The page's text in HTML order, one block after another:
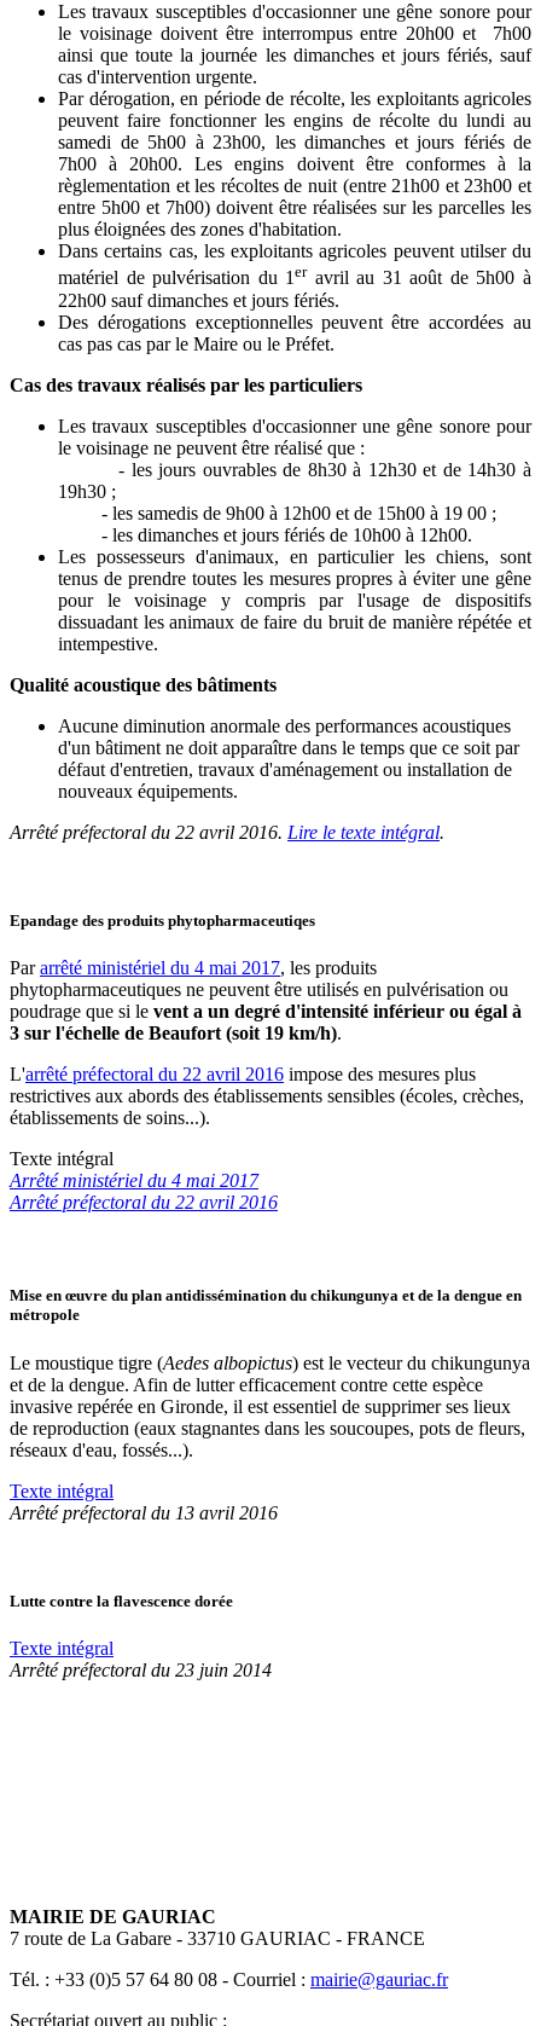
Les travaux susceptibles d'occasionner une gêne sonore pour
le voisinage doivent être interrompus entre 20h00 et 7h00
ainsi que toute la journée les dimanches et jours fériés, sauf
cas d'intervention urgente.
Par dérogation, en période de récolte, les exploitants agricoles
peuvent faire fonctionner les engins de récolte du lundi au
samedi de 5h00 à 23h00, les dimanches et jours fériés de
7h00 à 20h00. Les engins doivent être conformes à la
règlementation et les récoltes de nuit (entre 21h00 et 23h00 et
entre 5h00 et 7h00) doivent être réalisées sur les parcelles les
plus éloignées des zones d'habitation.
Dans certains cas, les exploitants agricoles peuvent utilser du
matériel de pulvérisation du 1eravril au 31 août de 5h00 à
22h00 sauf dimanches et jours fériés.
Des dérogations exceptionnelles peuvent être accordées au
cas pas cas par le Maire ou le Préfet.
Cas des travaux réalisés par les particuliers
Les travaux susceptibles d'occasionner une gêne sonore pour
le voisinage ne peuvent être réalisé que :
- les jours ouvrables de 8h30 à 12h30 et de 14h30 à
19h30 ;
- les samedis de 9h00 à 12h00 et de 15h00 à 19 00 ;
- les dimanches et jours fériés de 10h00 à 12h00.
Les possesseurs d'animaux, en particulier les chiens, sont
tenus de prendre toutes les mesures propres à éviter une gêne
pour le voisinage y compris par l'usage de dispositifs
dissuadant les animaux de faire du bruit de manière répétée et
intempestive.
Qualité acoustique des bâtiments
Aucune diminution anormale des performances acoustiques
d'un bâtiment ne doit apparaître dans le temps que ce soit par
défaut d'entretien, travaux d'aménagement ou installation de
nouveaux équipements.
Arrêté préfectoral du 22 avril 2016. Lire le texte intégral.
Epandage des produits phytopharmaceutiqes
Pararrêté ministériel du 4 mai 2017, les produits
phytopharmaceutiques ne peuvent être utilisés en pulvérisation ou
poudrage que si le vent a un degré d'intensité inférieur ou égal à
3 sur l'échelle de Beaufort (soit 19 km/h).
L'arrêté préfectoral du 22 avril 2016 impose des mesures plus
restrictives aux abords des établissements sensibles (écoles, crèches,
établissements de soins...).
Texte intégral
Arrêté ministériel du 4 mai 2017
Arrêté préfectoral du 22 avril 2016
Mise en œuvre du plan antidissémination du chikungunya et de la dengue en
métropole
Le moustique tigre (Aedes albopictus) est le vecteur du chikungunya
et de la dengue. Afin de lutter efficacement contre cette espèce
invasive repérée en Gironde, il est essentiel de supprimer ses lieux
de reproduction (eaux stagnantes dans les soucoupes, pots de fleurs,
réseaux d'eau, fossés...).
Texte intégral
Arrêté préfectoral du 13 avril 2016
Lutte contre la flavescence dorée
Texte intégral
Arrêté préfectoral du 23 juin 2014
MAIRIE DE GAURIAC
7 route de La Gabare - 33710 GAURIAC - FRANCE
Tél. : +33 (0)5 57 64 80 08 - Courriel : mairie@gauriac.fr
Secrétariat ouvert au public :